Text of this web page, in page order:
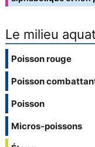
Le milieu
Poisson rouge
Poisson
Poisson
Micros-poissons